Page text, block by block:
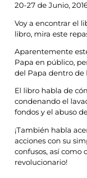
20-27 de Junio,
Voy a encontrar el
libro, mira este
Aparentemente
Papa en público,
del Papa dentro de
El libro habla de
condenando el
fondos y el abuso
¡También habla
acciones con su
confusos, así como
revolucionario!